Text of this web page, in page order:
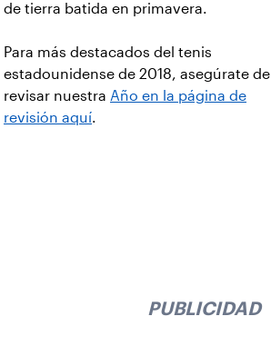
de tierra batida en primavera.
Para más destacados del tenis
estadounidense de 2018, asegúrate de
revisar nuestra Año en la página de
revisión aquí.
PUBLICIDAD